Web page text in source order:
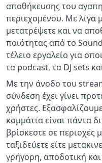
αποθήκευσης του
περιεχομένου. Με λίγα
μετατρέψετε και να
ποιότητας από το
τέλειο εργαλείο για
τα podcast, τα DJ sets
Με την άνοδο του
σύνδεση έχει γίνει
χρήστες.
κομμάτια είναι πάντα
βρίσκεστε σε περιοχές
ταξιδεύετε είτε
γρήγορη, αποδοτική